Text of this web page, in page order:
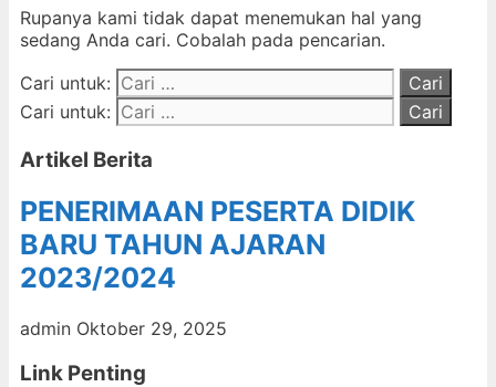
Rupanya kami tidak dapat menemukan hal yang
sedang Anda cari. Cobalah pada pencarian.
Cari untuk:
Cari untuk:
Artikel Berita
PENERIMAAN PESERTA DIDIK
BARU TAHUN AJARAN
2023/2024
admin Oktober 29, 2025
Link Penting